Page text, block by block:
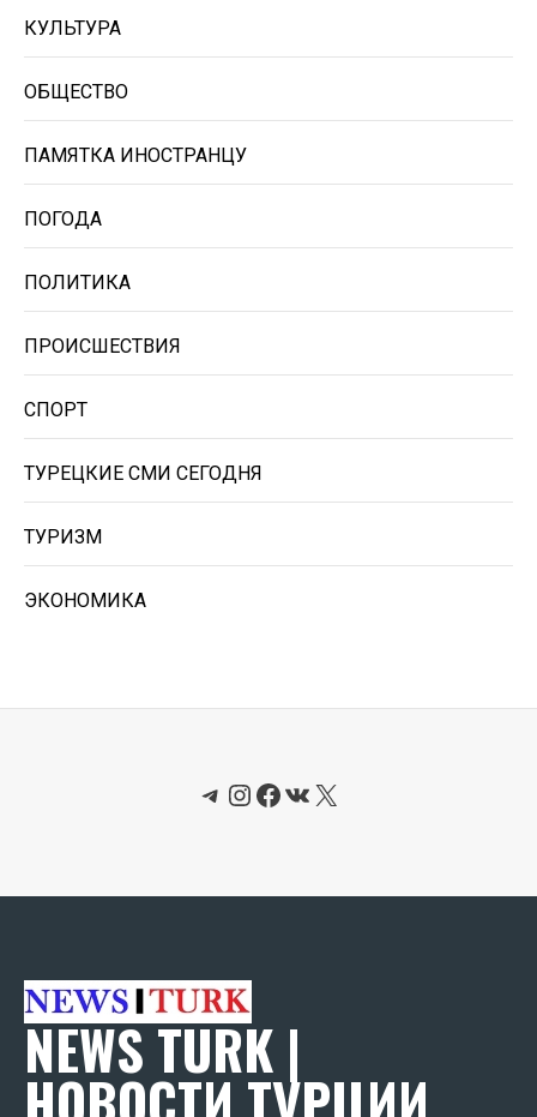
КУЛЬТУРА
ОБЩЕСТВО
ПАМЯТКА ИНОСТРАНЦУ
ПОГОДА
ПОЛИТИКА
ПРОИСШЕСТВИЯ
СПОРТ
ТУРЕЦКИЕ СМИ СЕГОДНЯ
ТУРИЗМ
ЭКОНОМИКА
Telegram
Instagram
Facebook
ВКонтакте
X
NEWS TURK |